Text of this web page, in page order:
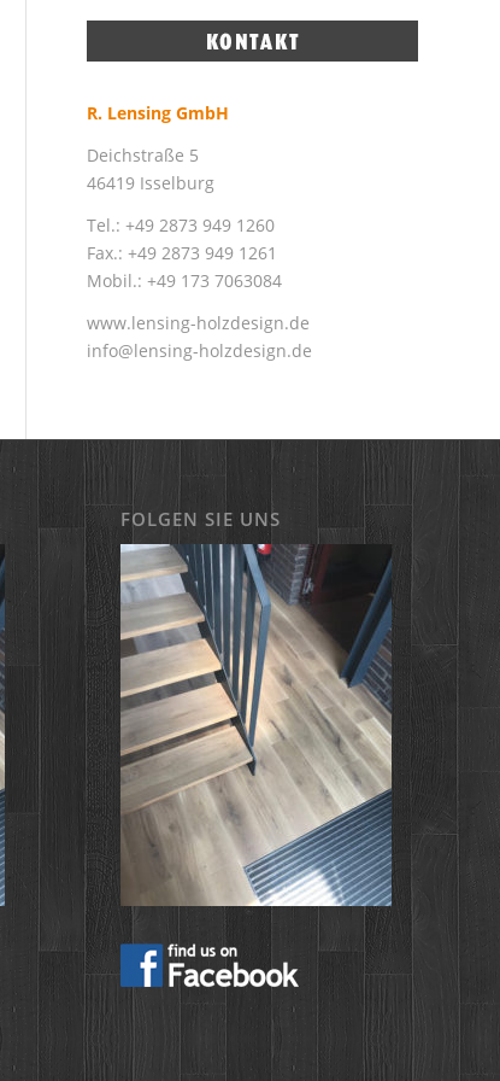
R. Lensing GmbH
Deichstraße 5
46419 Isselburg
Tel.: +49 2873 949 1260
Fax.: +49 2873 949 1261
Mobil.: +49 173 7063084
www.lensing-holzdesign.de
info@lensing-holzdesign.de
FOLGEN SIE UNS